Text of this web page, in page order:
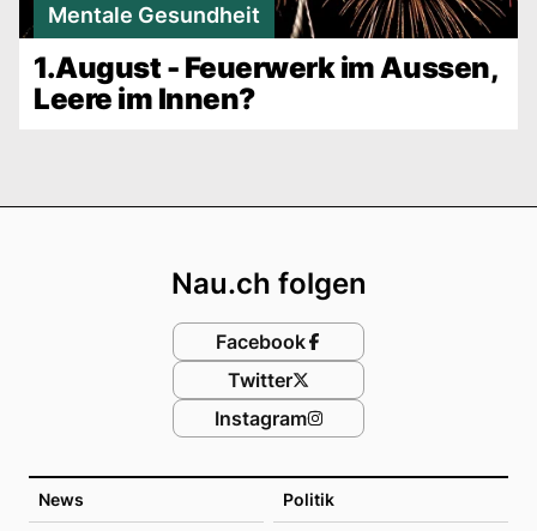
Mentale Gesundheit
1.August - Feuerwerk im Aussen,
Leere im Innen?
News Politik
Nau.ch folgen
Facebook
Twitter
Instagram